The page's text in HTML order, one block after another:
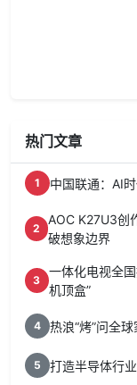
热门文章
1 中国联通：AI
2
AOC K27U3创
破想象边界
3
一体化电视全
机顶盒”
4 热浪“烤”问全
5 打造半导体行